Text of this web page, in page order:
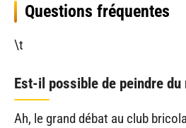
Questions fréquentes
\t
Est-il possible de peindre
Ah, le grand débat au club